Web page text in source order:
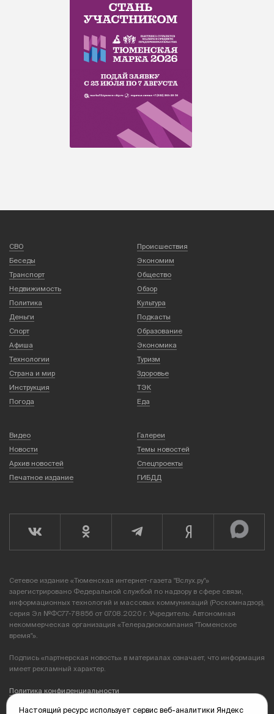
СВО
Происшествия
Беседы
Экономим
Транспорт
Общество
Недвижимость
Обзор
Политика
Культура
Деньги
Подкасты
Спорт
Образование
Афиша
Экономика
Технологии
Туризм
Страна и мир
Здоровье
Инструкция
ТЭК
Погода
Еда
Видео
Галереи
Новости
Темы новостей
Архив новостей
Спецпроекты
Печатное издание
ГИБДД
Сетевое издание «Тюменская интернет-газета "Вслух.ру"»
зарегистрировано Федеральной службой по надзору в сфере связи,
информационных технологий и массовых коммуникаций (Роскомнадзор),
серия Эл №ФС77-78856 от 07.08.2020 г. Учредитель: Автономная
некоммерческая организация «Телерадиокомпания "Тюменское
время"».
Подпись «партнерская новость» в материалах означает, что информация
имеет рекламный характер.
Политика конфиденциальности
Настоящий ресурс использует сервис веб-аналитики Яндекс